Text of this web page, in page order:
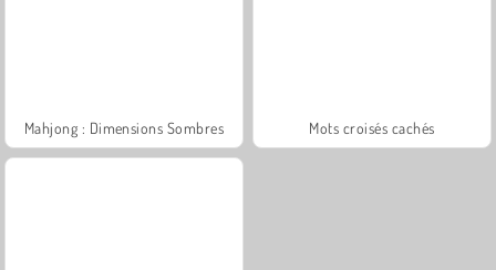
Mahjong : Dimensions Sombres Mots croisés cachés